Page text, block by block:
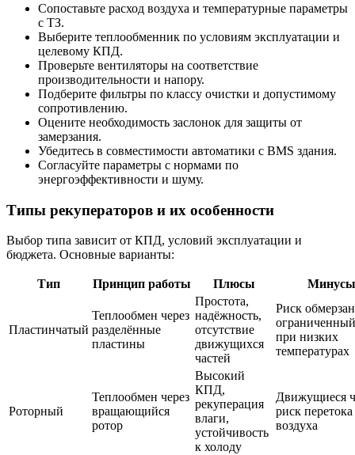
Сопоставьте расход воздуха и температурные параметры
с ТЗ.
Выберите теплообменник по условиям эксплуатации и
целевому КПД.
Проверьте вентиляторы на соответствие
производительности и напору.
Подберите фильтры по классу очистки и допустимому
сопротивлению.
Оцените необходимость заслонок для защиты от
замерзания.
Убедитесь в совместимости автоматики с BMS здания.
Согласуйте параметры с нормами по
энергоэффективности и шуму.
Типы рекуператоров и их особенности
Выбор типа зависит от КПД, условий эксплуатации и
бюджета. Основные варианты:
Тип Принцип работы Плюсы Минусы
Пластинчатый
Теплообмен через
разделённые
пластины
Простота,
надёжность,
отсутствие
движущихся
частей
Риск
при низких
температурах
Роторный
Теплообмен через
вращающийся
ротор
Высокий
КПД,
рекуперация
влаги,
устойчивость
к холоду
Движущиеся
риск перетока
воздуха